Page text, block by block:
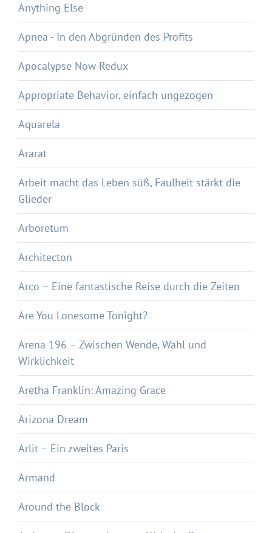
Anything Else
Apnea - In den Abgründen des Profits
Apocalypse Now Redux
Appropriate Behavior, einfach ungezogen
Aquarela
Ararat
Arbeit macht das Leben süß, Faulheit stärkt die
Glieder
Arboretum
Architecton
Arco – Eine fantastische Reise durch die Zeiten
Are You Lonesome Tonight?
Arena 196 – Zwischen Wende, Wahl und
Wirklichkeit
Aretha Franklin: Amazing Grace
Arizona Dream
Arlit – Ein zweites Paris
Armand
Around the Block